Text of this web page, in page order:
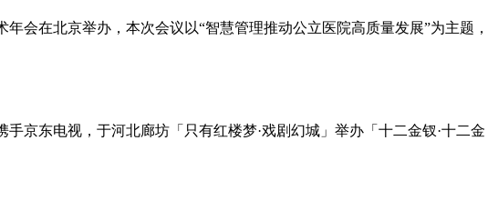
会在北京举办，本次会议以“智慧管理推动公立医院高质量发展”为主题，
京东电视，于河北廊坊「只有红楼梦·戏剧幻城」举办「十二金钗·十二金